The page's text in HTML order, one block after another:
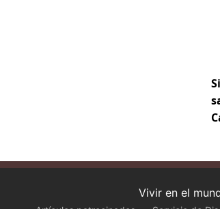
Vivir en el